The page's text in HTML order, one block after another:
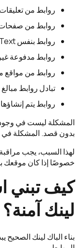
روابط من
روابط من صفحات
روابط بنفس Anchor Text بشكل متكرر ومبالغ فيه.
روابط مدفوعة
روابط من مواقع
تبادل روابط
روابط يتم
المشكلة ليست في
بدون قصد. المشكلة في
لهذا السبب، يجب
خصوصًا إذا كان موقعك
كيف تبني
لينك آمنة؟
بناء الباك لينك